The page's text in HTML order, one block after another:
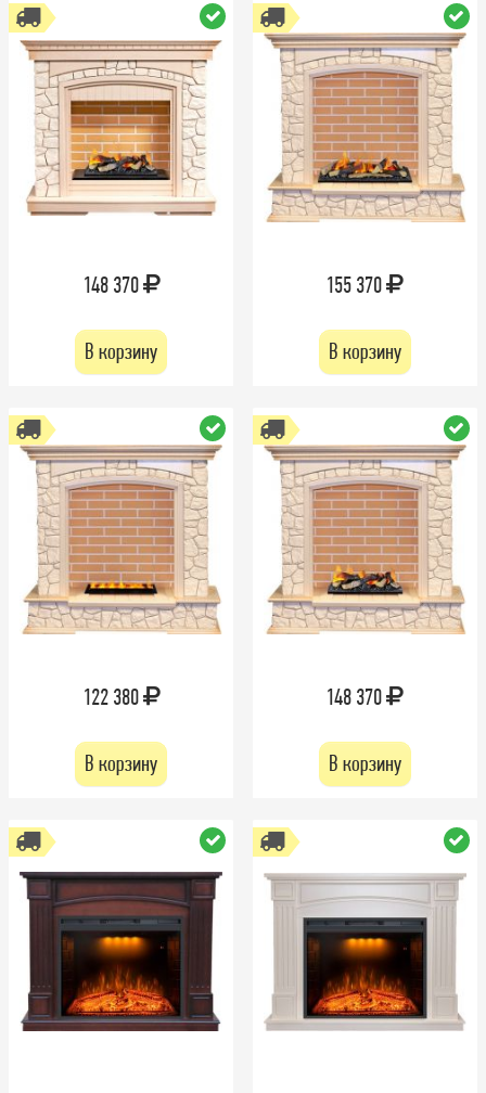
148 370
В корзину
155 370
В корзину
122 380
В корзину
148 370
В корзину